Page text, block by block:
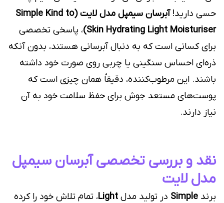
حسی دارید!
آبرسان سیمپل مدل لایت (Simple Kind to
Skin Hydrating Light Moisturiser) ، پاسخی تخصصی
برای کسانی است که به دنبال آبرسانی هستند، بدون آنکه
ذره‌ای احساس سنگینی یا چربی روی صورت خود داشته
باشند. این مرطوب‌کننده، دقیقاً همان چیزی است که
پوست‌های مستعد جوش برای حفظ سلامت خود به آن
نیاز دارند.
نقد و بررسی تخصصی آبرسان سیمپل
مدل لایت
برند Simple در تولید مدل Light، تمام تلاش خود را کرده